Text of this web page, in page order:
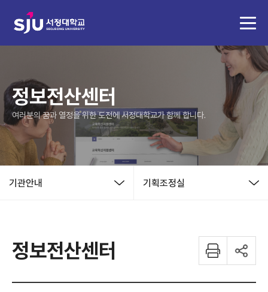
정보전산센터
여러분의 꿈과 열정을 위한 도전에 서정대학교가 함께 합니다.
기관안내 기획조정실
정보전산센터